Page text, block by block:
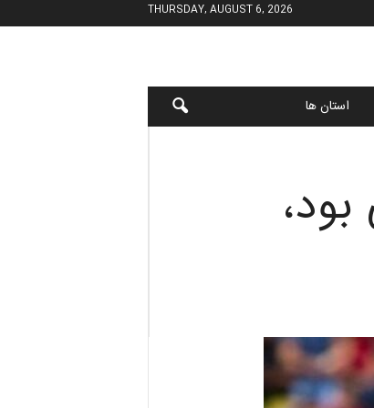
THURSDAY, AUGUST 6, 2026
استان ها